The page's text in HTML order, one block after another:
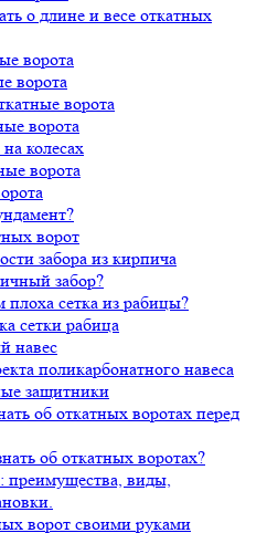
о длине и весе откатных
ворота
ворота
ворота
ворота
колесах
ворота
ворот
забора из кирпича
забор?
сетка из рабицы?
сетки рабица
навес
поликарбонатного навеса
защитники
об откатных воротах перед
об откатных воротах?
преимущества, виды,
ворот своими руками